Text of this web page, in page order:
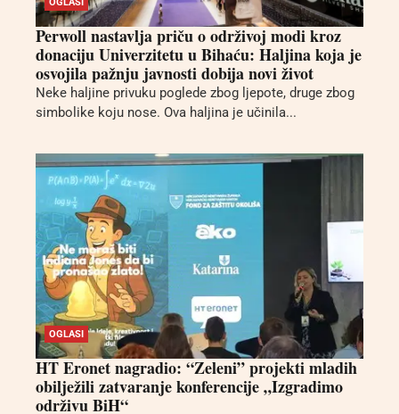
Perwoll nastavlja priču o održivoj modi kroz
donaciju Univerzitetu u Bihaću: Haljina koja je
osvojila pažnju javnosti dobija novi život
Neke haljine privuku poglede zbog ljepote, druge zbog
simbolike koju nose. Ova haljina je učinila...
OGLASI
HT Eronet nagradio: “Zeleni” projekti mladih
obilježili zatvaranje konferencije „Izgradimo
održivu BiH“